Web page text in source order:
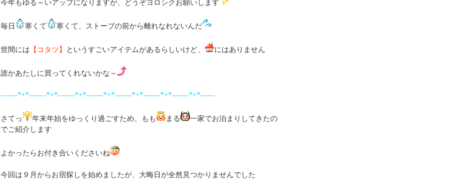
今年もゆる～いアップになりますが、どうぞヨロシクお願いします
毎日 寒くて 寒くて、ストーブの前から離れなれないんだ
世間には 【コタツ】 というすごいアイテムがあるらしいけど、 にはありません
誰かあたしに買ってくれないかな～
-------*+*-------*+*-------*+*-------*+*-------*+*-------*+*-------*+*------
さてっ 年末年始をゆっくり過ごすため、もも まる
一家でお泊まりしてきたの
でご紹介します
よかったらお付き合いくださいね
今回は９月からお宿探しを始めましたが、大晦日が全然見つかりませんでした